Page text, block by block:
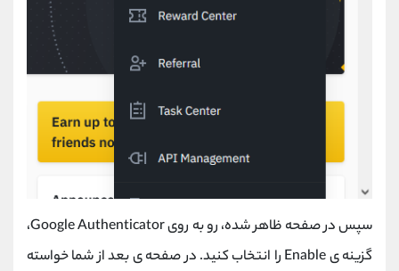
سپس در صفحه ظاهر شده، رو به روی Google Authenticator،
گزینه ی Enable را انتخاب کنید. در صفحه ی بعد از شما خواسته